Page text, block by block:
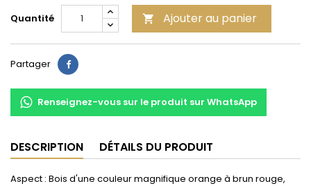
Quantité
 Ajouter au panier
Partager Partager
Renseignez-vous sur le produit sur WhatsApp
DESCRIPTION DÉTAILS DU PRODUIT
Aspect : Bois d'une couleur magnifique orange à brun rouge,